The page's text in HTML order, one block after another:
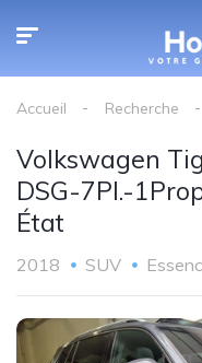
Accueil Recherche
Volkswagen
DSG-7Pl.-
État
2018 SUV